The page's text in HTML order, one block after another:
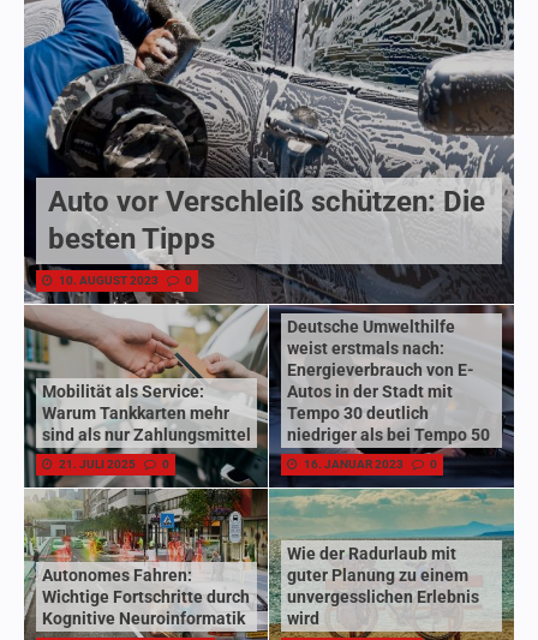
Auto vor Verschleiß schützen: Die
besten Tipps
10. AUGUST 2023 0
Mobilität als Service:
Warum Tankkarten mehr
sind als nur Zahlungsmittel
21. JULI 2025 0
Deutsche Umwelthilfe
weist erstmals nach:
Energieverbrauch von E-
Autos in der Stadt mit
Tempo 30 deutlich
niedriger als bei Tempo 50
16. JANUAR 2023 0
Autonomes Fahren:
Wichtige Fortschritte durch
Kognitive Neuroinformatik
Wie der Radurlaub mit
guter Planung zu einem
unvergesslichen Erlebnis
wird